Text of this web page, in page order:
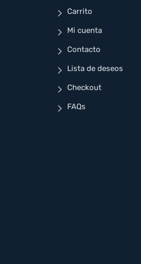
Carrito
Mi cuenta
Contacto
Lista de deseos
Checkout
FAQs